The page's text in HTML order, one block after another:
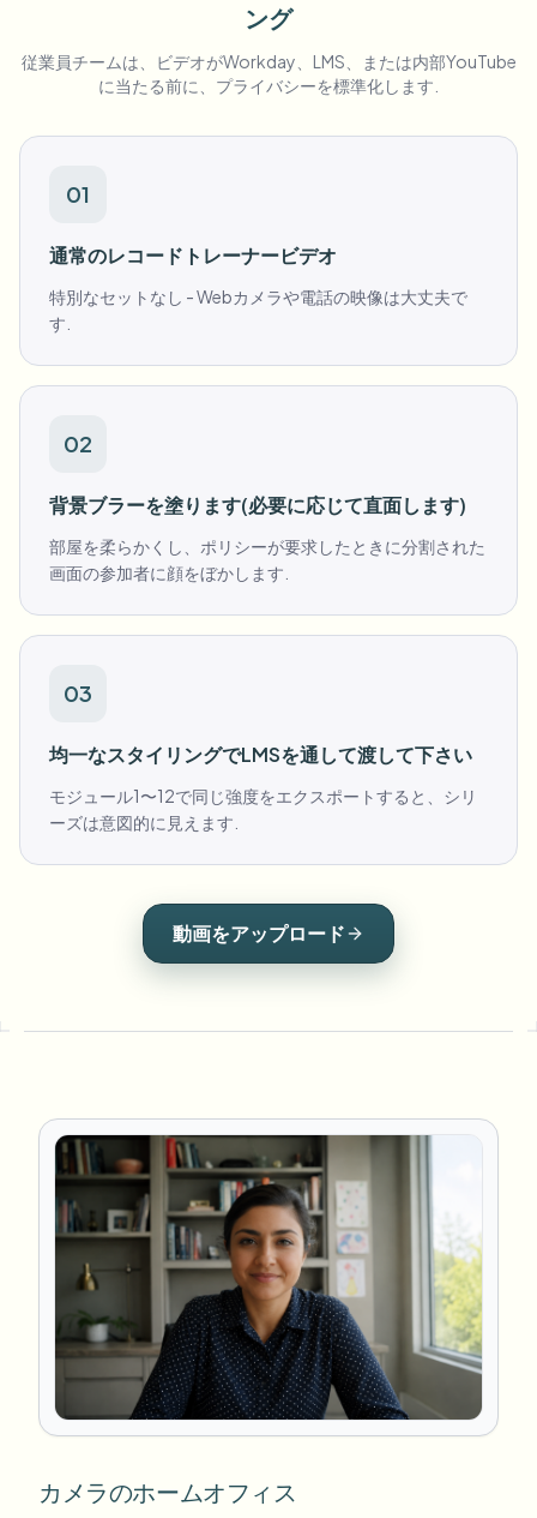
ング
従業員チームは、ビデオがWorkday、LMS、または内部YouTube
に当たる前に、プライバシーを標準化します.
01
通常のレコードトレーナービデオ
特別なセットなし - Webカメラや電話の映像は大丈夫で
す.
02
背景ブラーを塗ります(必要に応じて直面します)
部屋を柔らかくし、ポリシーが要求したときに分割された
画面の参加者に顔をぼかします.
03
均一なスタイリングでLMSを通して渡して下さい
モジュール1〜12で同じ強度をエクスポートすると、シリ
ーズは意図的に見えます.
動画をアップロード
カメラのホームオフィス